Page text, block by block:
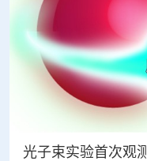
光子束实验首次观